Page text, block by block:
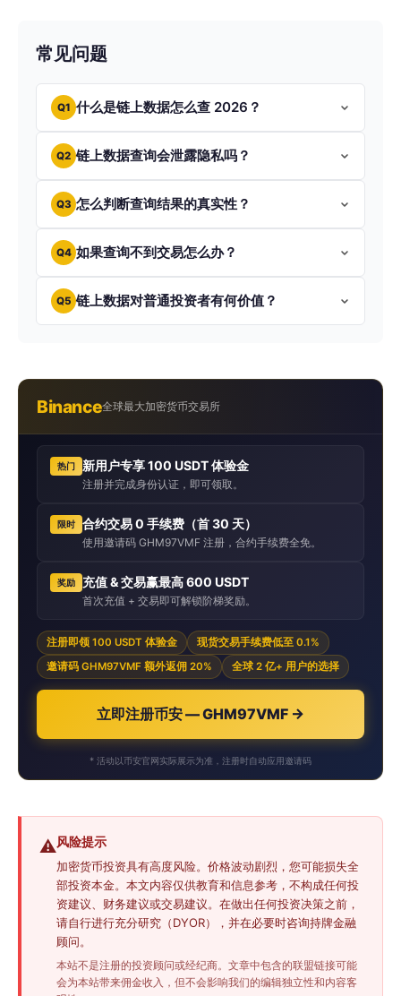
常见问题
Q1 什么是链上数据怎么查 2026？
Q2 链上数据查询会泄露隐私吗？
Q3 怎么判断查询结果的真实性？
Q4 如果查询不到交易怎么办？
Q5 链上数据对普通投资者有何价值？
Binance全球最大加密货币交易所
热门 新用户专享 100 USDT 体验金
注册并完成身份认证，即可领取。
限时 合约交易 0 手续费（首 30 天）
使用邀请码 GHM97VMF 注册，合约手续费全免。
奖励 充值 & 交易赢最高 600 USDT
首次充值 + 交易即可解锁阶梯奖励。
注册即领 100 USDT 体验金
现货交易手续费低至 0.1%
邀请码 GHM97VMF 额外返佣 20%
全球 2 亿+ 用户的选择
立即注册币安 — GHM97VMF →
* 活动以币安官网实际展示为准，注册时自动应用邀请码
⚠️风险提示
加密货币投资具有高度风险。价格波动剧烈，您可能损失全
部投资本金。本文内容仅供教育和信息参考，不构成任何投
资建议、财务建议或交易建议。在做出任何投资决策之前，
请自行进行充分研究（DYOR），并在必要时咨询持牌金融
顾问。
本站不是注册的投资顾问或经纪商。文章中包含的联盟链接可能
会为本站带来佣金收入，但不会影响我们的编辑独立性和内容客